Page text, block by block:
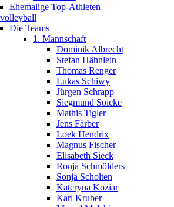
Ehemalige Top-Athleten
Die Teams
1. Mannschaft
Dominik Albrecht
Stefan Hähnlein
Thomas Renger
Lukas Schiwy
Jürgen Schrapp
Siegmund Soicke
Mathis Tigler
Jens Färber
Loek Hendrix
Magnus Fischer
Elisabeth Sieck
Ronja Schmölders
Sonja Scholten
Kateryna Koziar
Karl Kruber